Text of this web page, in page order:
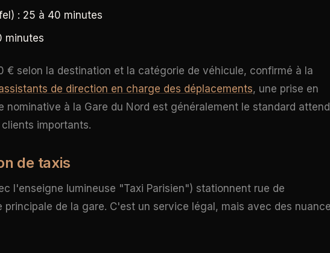
: 25 à 40 minutes
minutes
€ selon la destination et la catégorie de véhicule, confirmé à la
de direction en charge des déplacements, une prise en
nominative à la Gare du Nord est généralement le standard
importants.
de taxis
l'enseigne lumineuse "Taxi Parisien") stationnent rue de
principale de la gare. C'est un service légal, mais avec des